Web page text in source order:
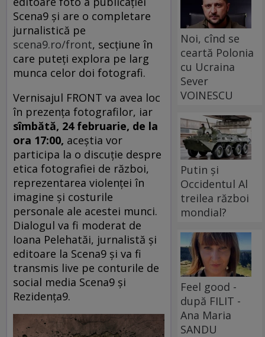
Scena9 și are o completare
jurnalistică pe
scena9.ro/front, secțiune în
care puteți explora pe larg
munca celor doi fotografi.
Vernisajul FRONT va avea loc
în prezența fotografilor, iar
sîmbătă, 24 februarie, de la
ora 17:00, aceștia vor
participa la o discuție despre
etica fotografiei de război,
reprezentarea violenței în
imagine și costurile
personale ale acestei munci.
Dialogul va fi moderat de
Ioana Pelehatăi, jurnalistă și
editoare la Scena9 și va fi
transmis live pe conturile de
social media Scena9 și
Rezidența9.
Noi, cînd se
ceartă Polonia
cu Ucraina
Sever
VOINESCU
Putin și
Occidentul Al
treilea război
mondial?
Feel good -
după FILIT -
Ana Maria
SANDU